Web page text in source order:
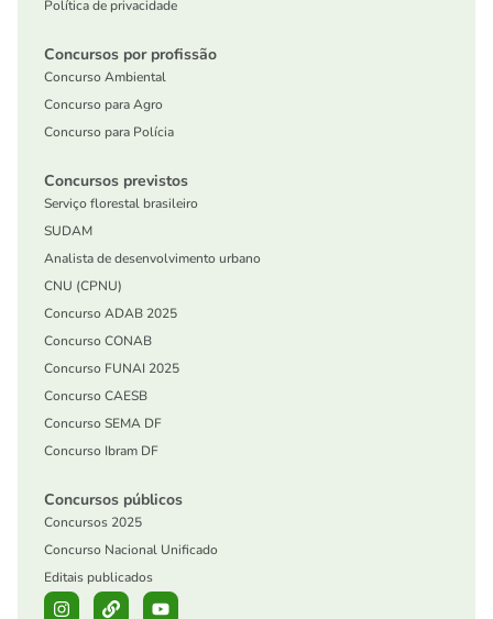
Política de privacidade
Concursos por profissão
Concurso Ambiental
Concurso para Agro
Concurso para Polícia
Concursos previstos
Serviço florestal brasileiro
SUDAM
Analista de desenvolvimento urbano
CNU (CPNU)
Concurso ADAB 2025
Concurso CONAB
Concurso FUNAI 2025
Concurso CAESB
Concurso SEMA DF
Concurso Ibram DF
Concursos públicos
Concursos 2025
Concurso Nacional Unificado
Editais publicados